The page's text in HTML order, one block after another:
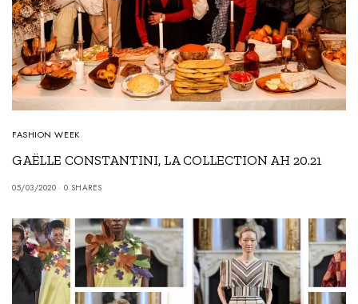
FASHION WEEK
GAËLLE CONSTANTINI, LA COLLECTION AH 20.21
05/03/2020 0 SHARES